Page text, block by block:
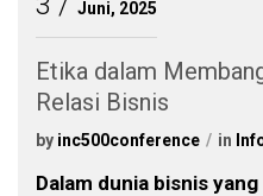
Juni, 2025
Etika dalam
Relasi Bisnis
by inc500conference in
Dalam dunia bisnis